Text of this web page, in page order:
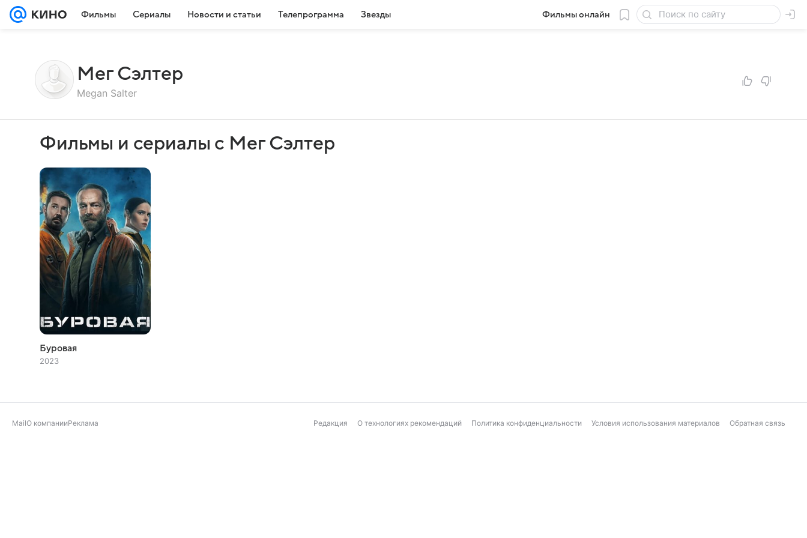
Фильмы Сериалы Новости и статьи Телепрограмма Звезды Фильмы онлайн
Мег Сэлтер
Megan Salter
Фильмы и сериалы с Мег Сэлтер
Буровая
2023
MailО компанииРеклама Редакция О технологиях рекомендаций Политика конфиденциальности Условия использования материалов Обратная связь